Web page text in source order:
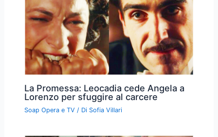
La Promessa: Leocadia cede Angela a
Lorenzo per sfuggire al carcere
Soap Opera e TV / Di Sofia Villari